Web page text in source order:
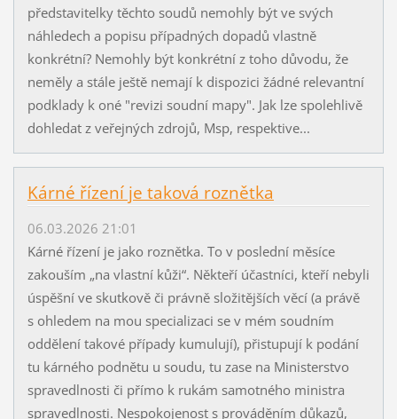
představitelky těchto soudů nemohly být ve svých
náhledech a popisu případných dopadů vlastně
konkrétní? Nemohly být konkrétní z toho důvodu, že
neměly a stále ještě nemají k dispozici žádné relevantní
podklady k oné "revizi soudní mapy". Jak lze spolehlivě
dohledat z veřejných zdrojů, Msp, respektive...
Kárné řízení je taková roznětka
06.03.2026 21:01
Kárné řízení je jako roznětka. To v poslední měsíce
zakouším „na vlastní kůži“. Někteří účastníci, kteří nebyli
úspěšní ve skutkově či právně složitějších věcí (a právě
s ohledem na mou specializaci se v mém soudním
oddělení takové případy kumulují), přistupují k podání
tu kárného podnětu u soudu, tu zase na Ministerstvo
spravedlnosti či přímo k rukám samotného ministra
spravedlnosti. Nespokojenost s prováděním důkazů,